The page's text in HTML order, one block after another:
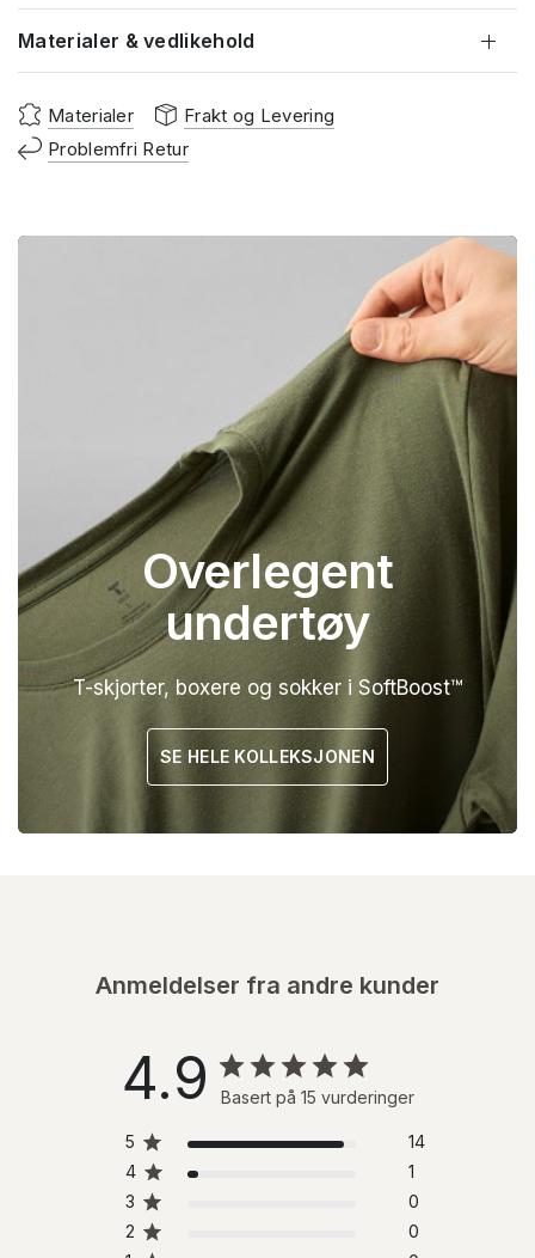
Materialer & vedlikehold
Materialer
Frakt og Levering
Problemfri Retur
Overlegent
undertøy
T-skjorter, boxere og sokker i SoftBoost™
SE HELE KOLLEKSJONEN
Anmeldelser fra andre kunder
4.9 Basert på 15 vurderinger
5
14
4
1
3
0
2
0